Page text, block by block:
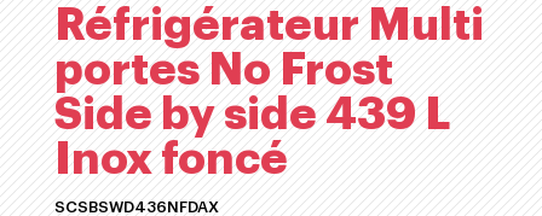
Réfrigérateur Multi
portes No Frost
Side by side 439 L
Inox foncé
SCSBSWD436NFDAX